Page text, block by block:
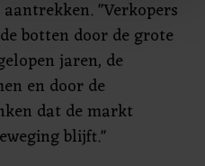
beter en wordt jouw
Op
cookiebeleid bekijken en je
of intrekken.
"Verkopers
botten door de grote
jaren, de
en door de
dat de markt
blijft."